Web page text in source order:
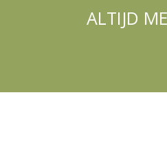
ALTIJD